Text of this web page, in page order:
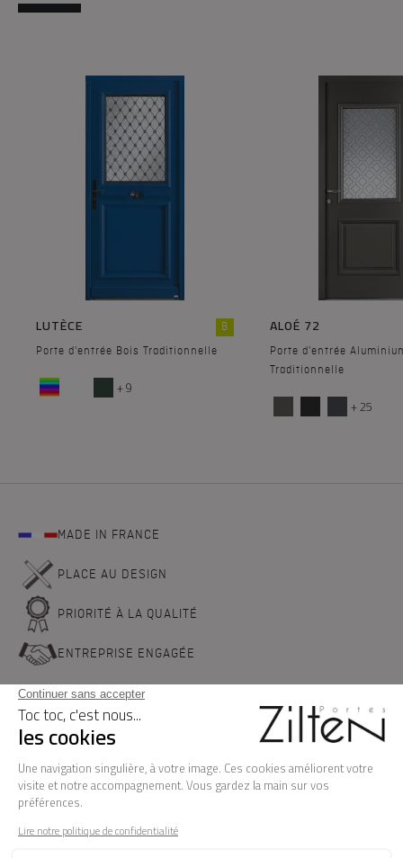
LUTÈCE
Porte d'entrée Bois Traditionnelle
B
+ 9
ALOÉ 72
Porte d'entrée
Traditionnelle
+ 25
MADE IN FRANCE
PLACE AU DESIGN
PRIORITÉ À LA QUALITÉ
ENTREPRISE ENGAGÉE
NOS PORTES D'ENTREE
LA MARQUE
BESOIN D'AIDE ?